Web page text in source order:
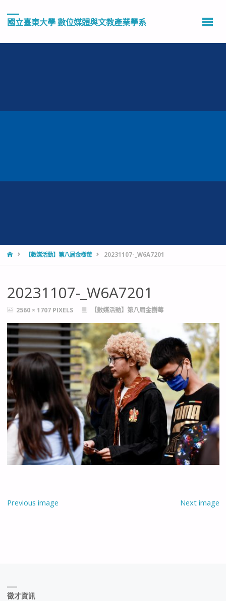
國立臺東大學 數位媒體與文教產業學系
HOME【數媒活動】第八屆金樹莓 20231107-_W6A7201
20231107-_W6A7201
FULL2560 × 1707 PIXELS 【數媒活動】第八屆金樹莓
Previous image Next image
徵才資訊